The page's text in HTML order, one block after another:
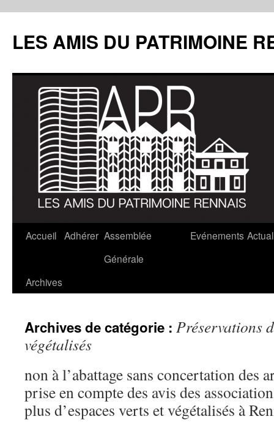
LES AMIS DU PATRIMOINE
Aller
contenu
Accueil Adhérer Assemblée
Générale
Evénements
Archives
Archives de catégorie : Préservations
végétalisés
non à l’abattage sans concertation des
prise en compte des avis des
plus d’espaces verts et végétalisés à